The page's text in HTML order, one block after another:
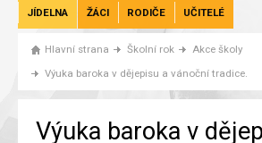
JÍDELNA ŽÁCI RODIČE UČITELÉ
Hlavní strana Školní rok
Akce školy
Výuka baroka v dějepisu a vánoční tradice.
Výuka baroka v